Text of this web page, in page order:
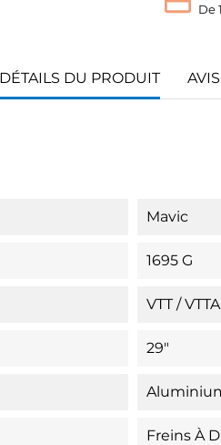
De
DÉTAILS DU PRODUIT
Mavic
1695 G
VTT /
29"
Freins À